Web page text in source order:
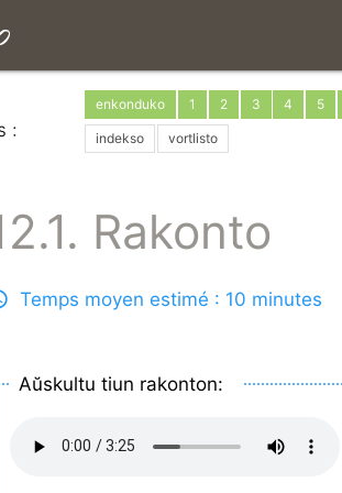
:
enkonduko 1 2 3 4 5
indekso vortlisto
Rakonto
Temps moyen estimé : 10 minutes
Aŭskultu tiun rakonton: